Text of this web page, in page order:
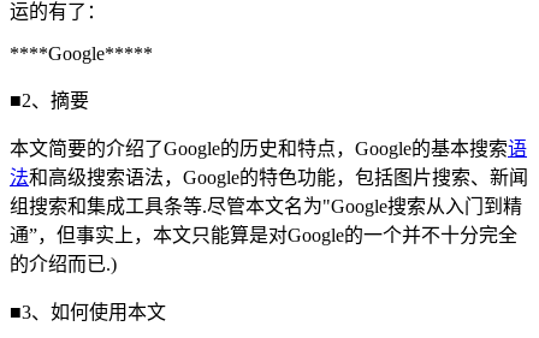
运的有了：
****Google*****
■2、摘要
本文简要的介绍了Google的历史和特点，Google的基本搜索语
法和高级搜索语法，Google的特色功能，包括图片搜索、新闻
组搜索和集成工具条等.尽管本文名为"Google搜索从入门到精
通”，但事实上，本文只能算是对Google的一个并不十分完全
的介绍而已.)
■3、如何使用本文